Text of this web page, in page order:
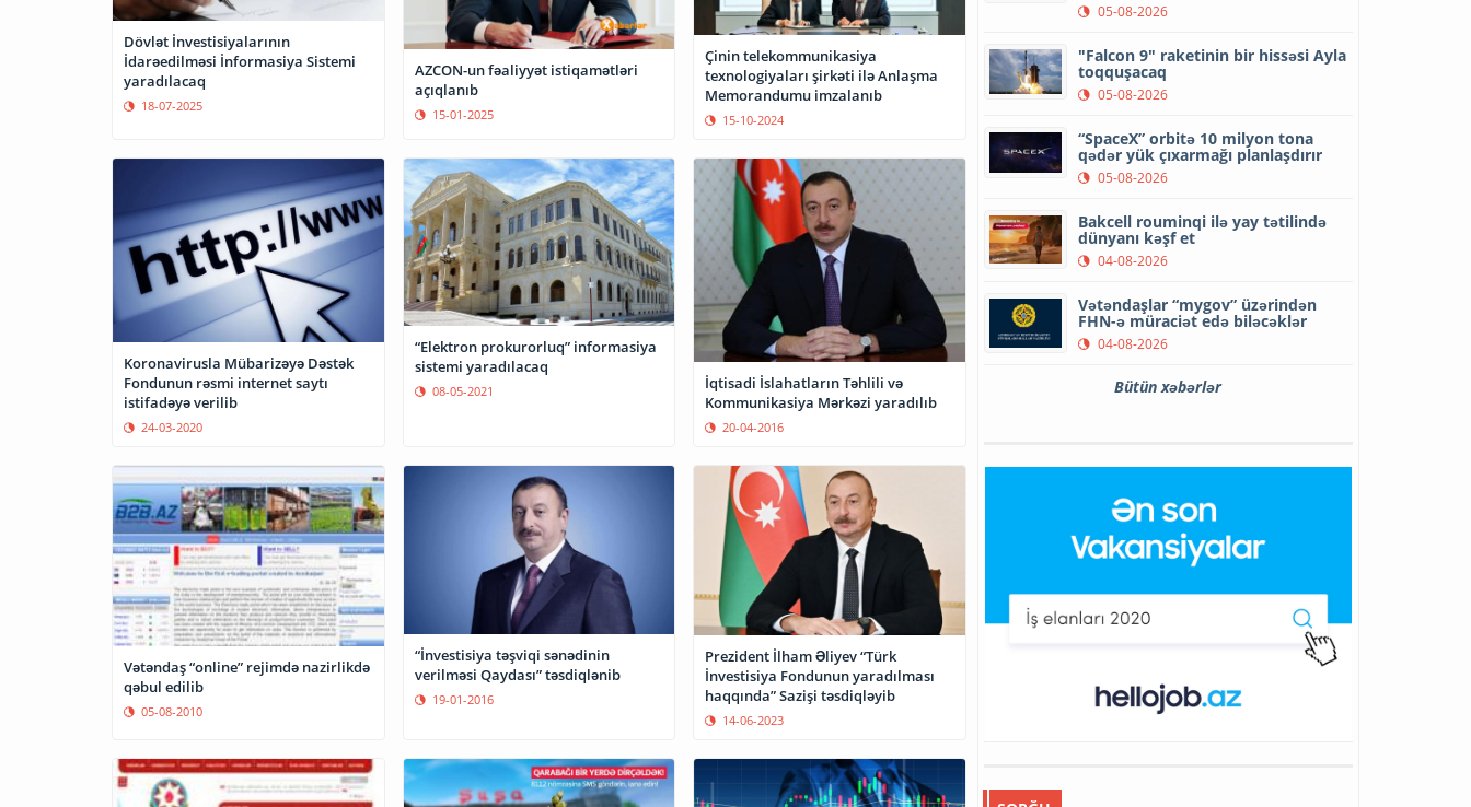
Dövlət İnvestisiyalarının
İdarəedilməsi İnformasiya Sistemi
yaradılacaq
18-07-2025
AZCON-un fəaliyyət istiqamətləri
açıqlanıb
15-01-2025
Çinin telekommunikasiya
texnologiyaları şirkəti ilə Anlaşma
Memorandumu imzalanıb
15-10-2024
Koronavirusla Mübarizəyə Dəstək
Fondunun rəsmi internet saytı
istifadəyə verilib
24-03-2020
“Elektron prokurorluq” informasiya
sistemi yaradılacaq
08-05-2021
İqtisadi İslahatların Təhlili və
Kommunikasiya Mərkəzi yaradılıb
20-04-2016
Vətəndaş “online” rejimdə nazirlikdə
qəbul edilib
05-08-2010
“İnvestisiya təşviqi sənədinin
verilməsi Qaydası” təsdiqlənib
19-01-2016
Prezident İlham Əliyev “Türk
İnvestisiya Fondunun yaradılması
haqqında” Sazişi təsdiqləyib
14-06-2023
05-08-2026
"Falcon 9" raketinin bir hissəsi Ayla
toqquşacaq
05-08-2026
“SpaceX” orbitə 10 milyon tona
qədər yük çıxarmağı planlaşdırır
05-08-2026
Bakcell rouminqi ilə yay tətilində
dünyanı kəşf et
04-08-2026
Vətəndaşlar “mygov” üzərindən
FHN-ə müraciət edə biləcəklər
04-08-2026
Bütün xəbərlər